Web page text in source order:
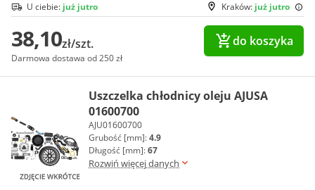
Kraków: już jutro
U ciebie: już jutro
38,10zł/szt.
Darmowa dostawa od 250 zł
do koszyka
Uszczelka chłodnicy oleju AJUSA
01600700
AJU01600700
Grubość [mm]:4.9
Długość [mm]:67
Rozwiń więcej danych